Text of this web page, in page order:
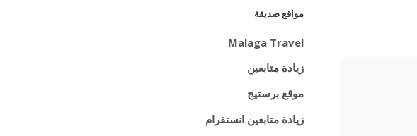
مواقع صديقة
Malaga Travel
زيادة متابعين
موقع برستيج
زيادة متابعين انستقرام